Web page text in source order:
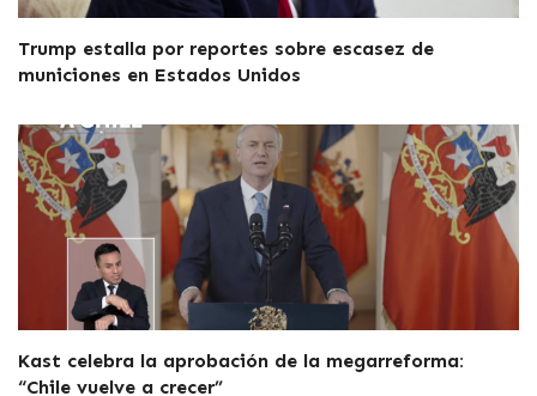
Trump estalla por reportes sobre escasez de
municiones en Estados Unidos
Kast celebra la aprobación de la megarreforma:
“Chile vuelve a crecer”